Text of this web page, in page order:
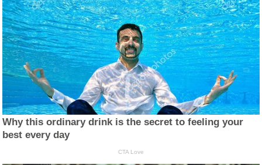
Why this ordinary drink is the secret to feeling your
best every day
CTA Love